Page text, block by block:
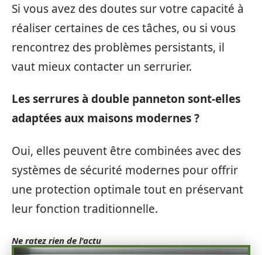
Si vous avez des doutes sur votre capacité à
réaliser certaines de ces tâches, ou si vous
rencontrez des problèmes persistants, il
vaut mieux contacter un serrurier.
Les serrures à double panneton sont-elles
adaptées aux maisons modernes ?
Oui, elles peuvent être combinées avec des
systèmes de sécurité modernes pour offrir
une protection optimale tout en préservant
leur fonction traditionnelle.
Ne ratez rien de l'actu